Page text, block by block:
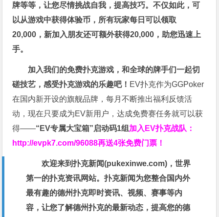
牌等等，让您尽情挑战自我，提高技巧。不仅如此，可
以从游戏中获得体验币，所有玩家每日可以领取
20,000，新加入朋友还可额外获得20,000，助您迅速上
手。
加入我们的免费扑克游戏，和全球的牌手们一起切
磋技艺，感受扑克游戏的乐趣吧！ EV扑克作为GGPoker
在国内新开设的旗舰品牌，每月不断推出福利反馈活
动，现在只要成为EV新用户，达成免费赛任务就可以获
得——“EV专属大宝箱”启动码1组 加入EV扑克战队：
http://evpk7.com/96088再送4张免费门票！
欢迎来到扑克新闻(pukexinwe.com)，世界
第一的扑克资讯网站。扑克新闻为您整合国内外
最有趣的德州扑克即时资讯、视频、赛事等内
容，让您了解德州扑克的最新动态，提高您的德